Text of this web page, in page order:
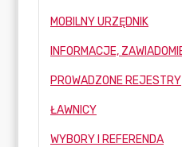
MOBILNY URZĘDNIK
PROWADZONE REJESTRY
ŁAWNICY
WYBORY I REFERENDA